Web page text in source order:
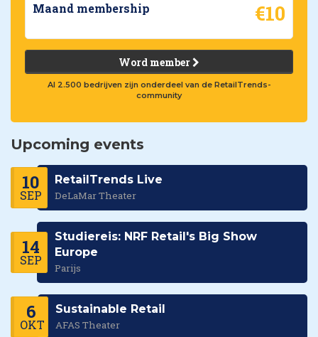
Maand membership €10
Word member
Al 2.500 bedrijven zijn onderdeel van de RetailTrends-
community
Upcoming events
10
SEP
RetailTrends Live
DeLaMar Theater
14
SEP
Studiereis: NRF Retail's Big Show
Europe
Parijs
6
OKT
Sustainable Retail
AFAS Theater